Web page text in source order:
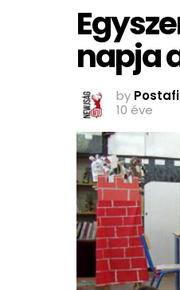
napja
by
10 éve